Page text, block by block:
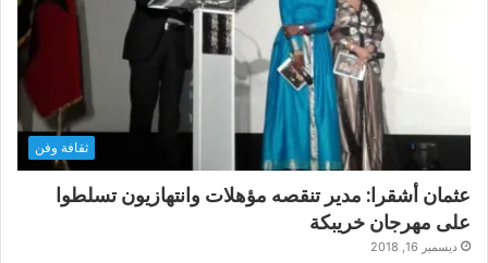
ثقافة وفن
عثمان أشقرا: مدير تنقصه مؤهلات وانتهازيون تسلطوا
على مهرجان خريبكة
ديسمبر 16, 2018